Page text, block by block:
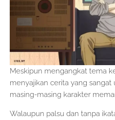
Meskipun mengangkat tema
menyajikan cerita yang sangat
masing-masing karakter
Walaupun palsu dan tanpa